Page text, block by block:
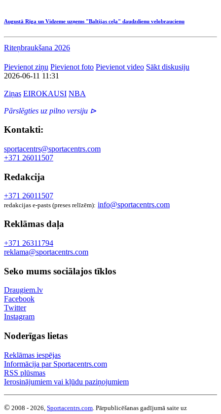
Augustā Rīga un Vidzeme uzņems "Baltijas ceļa" daudzdienu velobraucienu
Riteņbraukšana 2026
Pievienot ziņu Pievienot foto Pievienot video Sākt diskusiju
2026-06-11 11:31
Ziņas EIROKAUSI NBA
Pārslēgties uz pilno versiju ⊳
Kontakti:
sportacentrs@sportacentrs.com
+371 26011507
Redakcija
+371 26011507
redakcijas e-pasts (preses relīzēm): info@sportacentrs.com
Reklāmas daļa
+371 26311794
reklama@sportacentrs.com
Seko mums sociālajos tīklos
Draugiem.lv
Facebook
Twitter
Instagram
Noderīgas lietas
Reklāmas iespējas
Informācija par Sportacentrs.com
RSS plūsmas
Ierosinājumiem vai kļūdu paziņojumiem
© 2008 - 2026, Sportacentrs.com . Pārpublicēšanas gadījumā saite uz